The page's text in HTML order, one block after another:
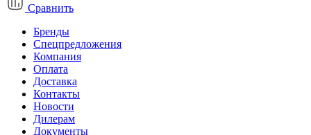
Сравнить
Бренды
Спецпредложения
Компания
Оплата
Доставка
Контакты
Новости
Дилерам
Документы